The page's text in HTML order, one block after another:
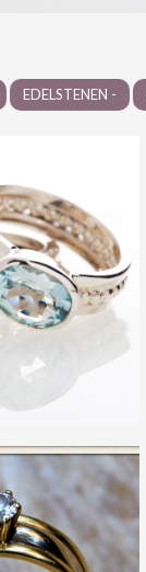
EDELSTENEN -